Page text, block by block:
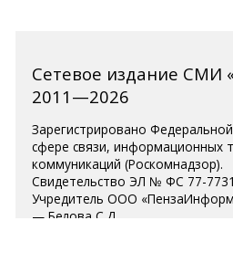
Сетевое издание СМИ
2011—2026
Зарегистрировано
сфере связи, информационных
коммуникаций (Роскомнадзор).
Свидетельство ЭЛ № ФС 77-
Учредитель ООО
— Белова С.Д.